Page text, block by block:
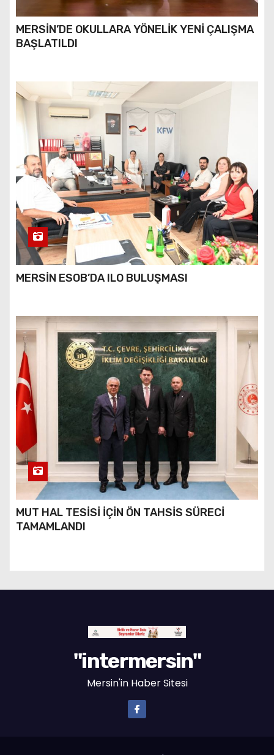
MERSİN’DE OKULLARA YÖNELİK YENİ ÇALIŞMA
BAŞLATILDI
MERSİN ESOB’DA ILO BULUŞMASI
MUT HAL TESİSİ İÇİN ÖN TAHSİS SÜRECİ
TAMAMLANDI
"intermersin"
Mersin'in Haber Sitesi